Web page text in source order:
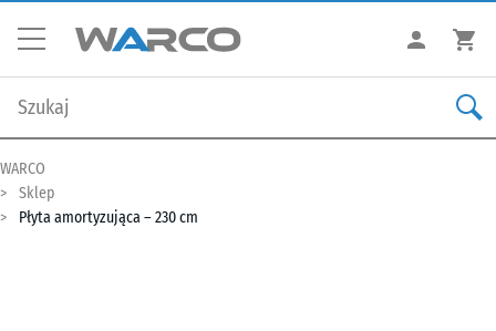
WARCO
Sklep
Płyta amortyzująca – 230 cm